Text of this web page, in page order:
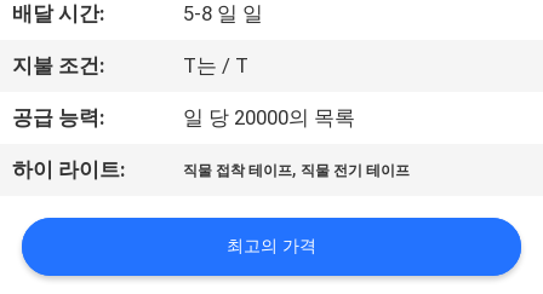
장
여
행
품
질
배달 시간: 5-8 일 일
지불 조건: T는 / T
공급 능력: 일 당 20000의 목록
하이 라이트: 직물 접착 테이프, 직물 전기 테이프
최고의 가격